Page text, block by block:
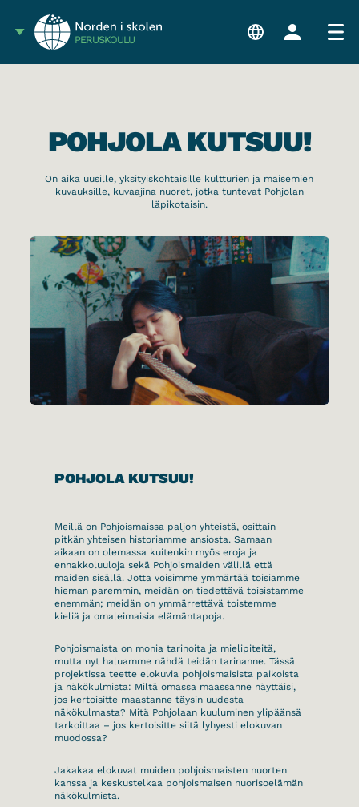
PERUSKOULU
POHJOLA KUTSUU!
On aika uusille, yksityiskohtaisille kultturien ja maisemien
kuvauksille, kuvaajina nuoret, jotka tuntevat Pohjolan
läpikotaisin.
POHJOLA KUTSUU!
Meillä on Pohjoismaissa paljon yhteistä, osittain
pitkän yhteisen historiamme ansiosta. Samaan
aikaan on olemassa kuitenkin myös eroja ja
ennakkoluuloja sekä Pohjoismaiden välillä että
maiden sisällä. Jotta voisimme ymmärtää toisiamme
hieman paremmin, meidän on tiedettävä toisistamme
enemmän; meidän on ymmärrettävä toistemme
kieliä ja omaleimaisia elämäntapoja.
Pohjoismaista on monia tarinoita ja mielipiteitä,
mutta nyt haluamme nähdä teidän tarinanne. Tässä
projektissa teette elokuvia pohjoismaisista paikoista
ja näkökulmista: Miltä omassa maassanne näyttäisi,
jos kertoisitte maastanne täysin uudesta
näkökulmasta? Mitä Pohjolaan kuuluminen ylipäänsä
tarkoittaa – jos kertoisitte siitä lyhyesti elokuvan
muodossa?
Jakakaa elokuvat muiden pohjoismaisten nuorten
kanssa ja keskustelkaa pohjoismaisen nuorisoelämän
näkökulmista.